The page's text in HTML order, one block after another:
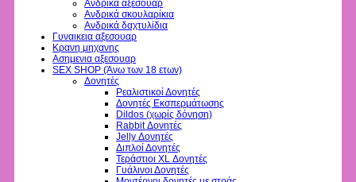
Ανδρικά αξεσουάρ
Ανδρικά σκουλαρίκια
Ανδρικά δαχτυλίδια
Γυναικεια αξεσουαρ
Κρανη μηχανης
Ασημενια αξεσουαρ
SEX SHOP (Άνω των 18 ετων)
Δονητές
Ρεαλιστικοί Δονητές
Δονητές Εκσπερμάτωσης
Dildos (χωρίς δόνηση)
Rabbit Δονητές
Jelly Δονητές
Διπλοί Δονητές
Τεράστιοι XL Δονητές
Γυάλινοι Δονητές